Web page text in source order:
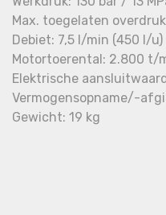
Max. toegelaten
Debiet: 7,5 l/min (450 l/u)
Motortoerental: 2.800 t/
Elektrische
Vermogensopname/-
Gewicht: 19 kg